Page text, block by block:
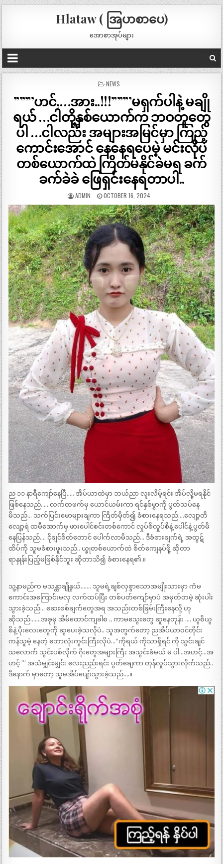
Hlataw ( အြပာစာပေ)
အောစာအုပ်များ
POSTED
NEWS
”””’ဟင်,…အား..!!!”””’မရှက်ပါနဲ့ မချို
ရယ် …ငါတို့နှစ်ယောက်က ဘဝတူတွေ
ပါ …ငါလည်း အများအမြင်မှာ ကြည့်
ကောင်းအောင် နေနေရပေမဲ့ မင်းလိုပဲ
တစ်ယောက်ထဲ ကြိတ်မနိုင်ခဲမရ ခက်
ခက်ခဲခဲ ဖြေရှင်းနေရတာပါ..
ADMIN OCTOBER 16, 2024
ည ၁၁ နာရီကျော်နေပြီ….. အိပ်ယာထဲမှာ ဘယ်ညာ လူးလိမ့်ရင်း အိပ်လို့မရနိုင်
ဖြစ်နေသည်….. လက်တဖက်မှ ယောင်ယမ်းကာ ရင်နှစ်မွှာကို ပွတ်သပ်နေ
မိသည်… သက်ပြင်းမောများချကာ ကြိတ်မှိတ်၍ ခံစားနေရသည်….လျော့တိ
လျော့ရဲ ထမီအောက်မှ ဖားပေါင်စင်းတစ်ကောင် လှုပ်စိလှုပ်စိနဲ့ ပေါင်နဲ့ ပွတ်မိ
နေပြန်သည်…. ငိုချင်စိတ်တောင် ပေါက်လာမိသည်… ဒီခံစားချက်ရဲ့ အထွဋ်
ထိပ်ကို သူမခံစားဖူးသည်.. ယ္ခုတစ်ယောက်ထဲ စိတ်ကျေနပ်ဖို့ ဆိုတာ
ရာနှုန်းပြည့်မဖြစ်နိုင်ဘူး ဆိုတာသိ၍ ခံစားနေရ၏.။
သူ့နာမည်က မသန္တာချိုနွယ်……. သူမရဲ့ချစ်လှစွာသောအမျိုးသားမှာ ကံမ
ကောင်းအကြောင်းမလှ လက်ထပ်ပြီး တစ်ပတ်ကျော်မှာပဲ အမှတ်တမဲ့ ဆုံးပါး
သွားခဲ့သည်… ဆေးစစ်ချက်တွေအရ အသည်းတစ်ခြမ်းကြီးနေလို့ ဟု
ဆိုသည်…….အခုမှ အိမ်ထောင်ကျခါစ ., ကာမသွေးတွေ ဆူနေတုန်း …. ယွစိယွ
စိနဲ့ ပိုးလေးတွေကို ဆွပေးခဲ့သလိုပဲ.. သူအတွက်တော့ ညအိပ်ယာဝင်တိုင်း
ကန်သူမဲ့ နေတဲ့ ဘောလုံးကွင်းကြီးလိုပဲ…“ကိုရယ် ကိုသာရှိရင် ကို သွင်းချင်
သလောက် သွင်းပစ်လိုက် ဂိုးတွေအများကြီး အသွင်းခံမယ် မ ပါ…အဟင့်…အ
ဟင့် ”’ အသံမျှင်းမျှင်း လေးညည်းရင်း ပွတ်ချေကာ တုန်လှုပ်သွားလိုက်သည်..
ဒီနောက် မှာတော့ သူမအိပ်ပျော်သွားခဲ့သည်..,.။